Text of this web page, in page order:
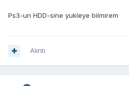
Ps3-un HDD-sine yukleye bilmirem
Alıntı